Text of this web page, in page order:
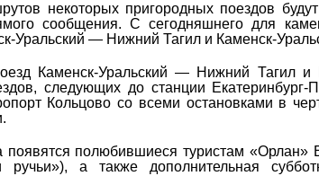
некоторых пригородных поездов
сообщения. С сегодняшнего для
Уральский — Нижний Тагил и Каменск-
Каменск-Уральский — Нижний Тагил и
следующих до станции Екатеринбург-
Кольцово со всеми остановками в
полюбившиеся туристам «Орлан»
а также дополнительная